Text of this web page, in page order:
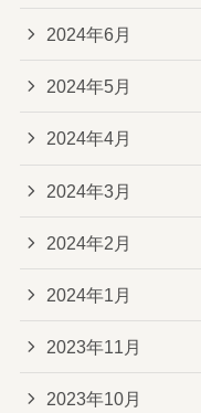
2024年6月
2024年5月
2024年4月
2024年3月
2024年2月
2024年1月
2023年11月
2023年10月